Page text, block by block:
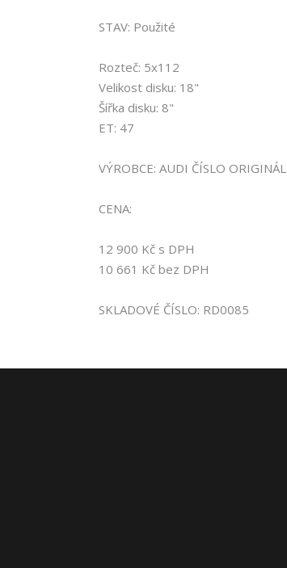
STAV: Použité
Rozteč: 5x112
Velikost disku: 18"
Šířka disku: 8"
ET: 47
VÝROBCE: AUDI ČÍSLO
CENA:
12 900 Kč s DPH
10 661 Kč bez DPH
SKLADOVÉ ČÍSLO: RD0085